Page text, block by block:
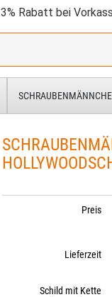
3% Rabatt bei
Preis
Lieferzeit
Schild mit Kette